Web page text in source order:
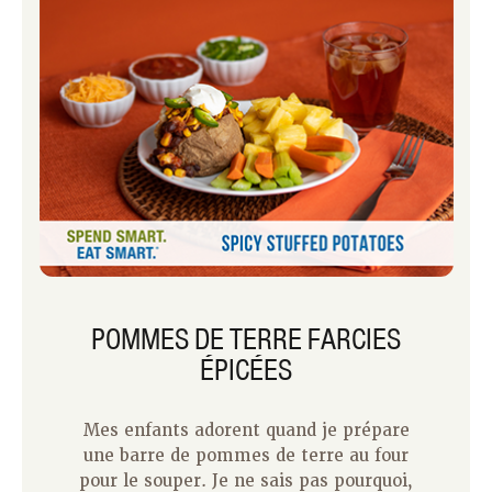
ses réponses
POMMES DE TERRE FARCIES
ÉPICÉES
Mes enfants adorent quand je prépare
une barre de pommes de terre au four
pour le souper. Je ne sais pas pourquoi,